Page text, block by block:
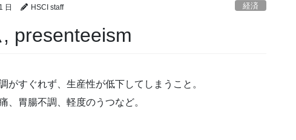
日 HSCI staff 経済
presenteeism
がすぐれず、生産性が低下してしまうこと。
、胃腸不調、軽度のうつなど。